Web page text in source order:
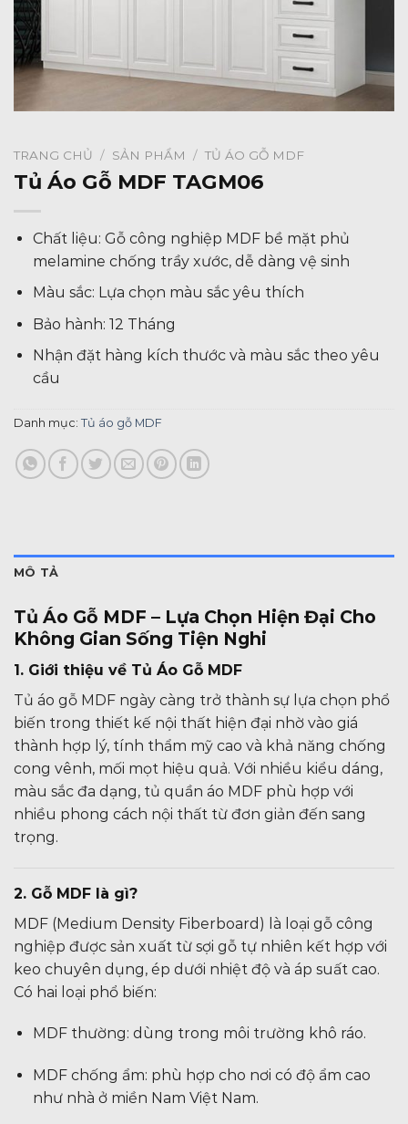
TRANG CHỦ / SẢN PHẨM / TỦ ÁO GỖ MDF
Tủ Áo Gỗ MDF TAGM06
Chất liệu: Gỗ công nghiệp MDF bề mặt phủ
melamine chống trầy xước, dễ dàng vệ sinh
Màu sắc: Lựa chọn màu sắc yêu thích
Bảo hành: 12 Tháng
Nhận đặt hàng kích thước và màu sắc theo yêu
cầu
Danh mục: Tủ áo gỗ MDF
MÔ TẢ
Tủ Áo Gỗ MDF – Lựa Chọn Hiện Đại Cho
Không Gian Sống Tiện Nghi
1. Giới thiệu về Tủ Áo Gỗ MDF
Tủ áo gỗ MDF ngày càng trở thành sự lựa chọn phổ
biến trong thiết kế nội thất hiện đại nhờ vào giá
thành hợp lý, tính thẩm mỹ cao và khả năng chống
cong vênh, mối mọt hiệu quả. Với nhiều kiểu dáng,
màu sắc đa dạng, tủ quần áo MDF phù hợp với
nhiều phong cách nội thất từ đơn giản đến sang
trọng.
2. Gỗ MDF là gì?
MDF (Medium Density Fiberboard) là loại gỗ công
nghiệp được sản xuất từ sợi gỗ tự nhiên kết hợp với
keo chuyên dụng, ép dưới nhiệt độ và áp suất cao.
Có hai loại phổ biến:
MDF thường: dùng trong môi trường khô ráo.
MDF chống ẩm: phù hợp cho nơi có độ ẩm cao
như nhà ở miền Nam Việt Nam.